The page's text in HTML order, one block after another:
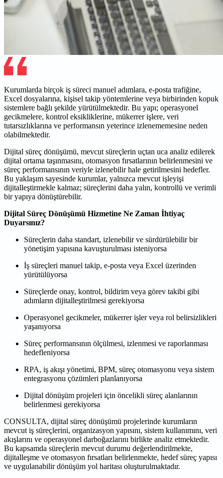
Kurumlarda birçok iş süreci manuel adımlara, e-posta trafiğine,
Excel dosyalarına, kişisel takip yöntemlerine veya birbirinden kopuk
sistemlere bağlı şekilde yürütülmektedir. Bu yapı; operasyonel
gecikmelere, kontrol eksikliklerine, mükerrer işlere, veri
tutarsızlıklarına ve performansın yeterince izlenememesine neden
olabilmektedir.
Dijital süreç dönüşümü, mevcut süreçlerin uçtan uca analiz edilerek
dijital ortama taşınmasını, otomasyon fırsatlarının belirlenmesini ve
süreç performansının veriyle izlenebilir hale getirilmesini hedefler.
Bu yaklaşım sayesinde kurumlar, yalnızca mevcut işleyişi
dijitalleştirmekle kalmaz; süreçlerini daha yalın, kontrollü ve verimli
bir yapıya dönüştürebilir.
Dijital Süreç Dönüşümü Hizmetine Ne Zaman İhtiyaç
Duyarsınız?
Süreçlerin daha standart, izlenebilir ve sürdürülebilir bir
yönetişim yapısına kavuşturulması isteniyorsa
İş süreçleri manuel takip, e-posta veya Excel üzerinden
yürütülüyorsa
Süreçlerde onay, kontrol, bildirim veya görev takibi gibi
adımların dijitalleştirilmesi gerekiyorsa
Operasyonel gecikmeler, mükerrer işler veya rol belirsizlikleri
yaşanıyorsa
Süreç performansının ölçülmesi, izlenmesi ve raporlanması
hedefleniyorsa
RPA, iş akışı yönetimi, BPM, süreç otomasyonu veya sistem
entegrasyonu çözümleri planlanıyorsa
Dijital dönüşüm projeleri için öncelikli süreç alanlarının
belirlenmesi gerekiyorsa
CONSULTA, dijital süreç dönüşümü projelerinde kurumların
mevcut iş süreçlerini, organizasyon yapısını, sistem kullanımını, veri
akışlarını ve operasyonel darboğazlarını birlikte analiz etmektedir.
Bu kapsamda süreçlerin mevcut durumu değerlendirilmekte,
dijitalleşme ve otomasyon fırsatları belirlenmekte, hedef süreç yapısı
ve uygulanabilir dönüşüm yol haritası oluşturulmaktadır.